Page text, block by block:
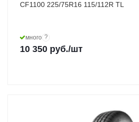
CF1100 225/75R16 115/112R TL
много ?
10 350 руб./шт